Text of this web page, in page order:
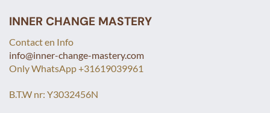
INNER CHANGE MASTERY
Contact en Info
info@inner-change-mastery.com
Only WhatsApp +31619039961
B.T.W nr: Y3032456N